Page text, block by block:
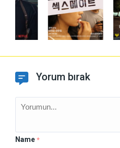
Yorum bırak
Name *